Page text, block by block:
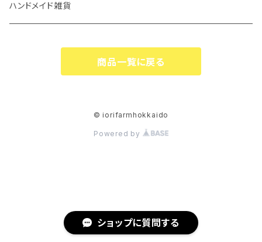
ショップに質問する
ハンドメイド雑貨
商品一覧に戻る
© iorifarmhokkaido
Powered by